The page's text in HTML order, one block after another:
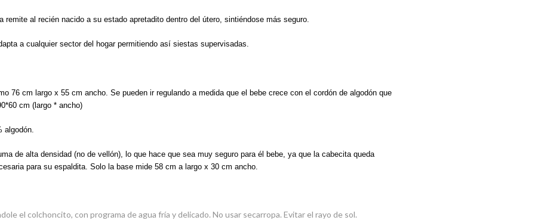
remite al recién nacido a su estado apretadito dentro del útero, sintiéndose más seguro.
a cualquier sector del hogar permitiendo así siestas supervisadas.
76 cm largo x 55 cm ancho. Se pueden ir regulando a medida que el bebe crece con el cordón de algodón que
cm (largo * ancho)
algodón.
de alta densidad (no de vellón), lo que hace que sea muy seguro para él bebe, ya que la cabecita queda
para su espaldita. Solo la base mide 58 cm a largo x 30 cm ancho.
el colchoncito, con programa de agua fría y delicado. No usar secarropa. Evitar el rayo de sol.